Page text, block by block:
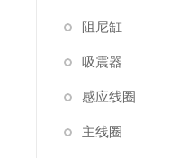
阻尼缸
吸震器
感应线圈
主线圈